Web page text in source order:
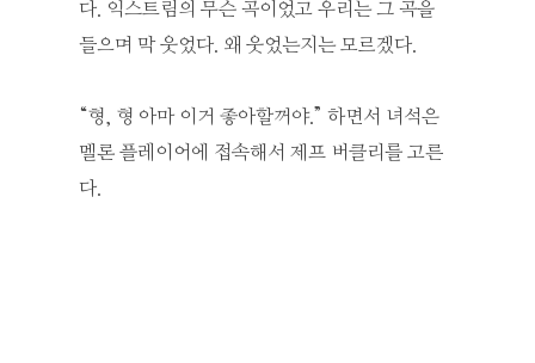
다. 익스트림의 무슨 곡이었고 우리는 그 곡을
들으며 막 웃었다. 왜 웃었는지는 모르겠다.
“형, 형 아마 이거 좋아할꺼야.” 하면서 녀석은
멜론 플레이어에 접속해서 제프 버클리를 고른
다.